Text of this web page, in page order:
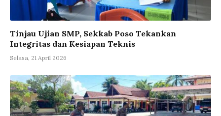
Tinjau Ujian SMP, Sekkab Poso Tekankan
Integritas dan Kesiapan Teknis
Selasa, 21 April 2026